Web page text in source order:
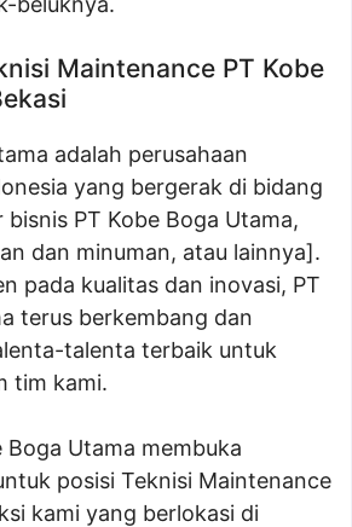
Maintenance PT Kobe
adalah perusahaan
yang bergerak di bidang
PT Kobe Boga Utama,
dan minuman, atau lainnya].
pada kualitas dan inovasi, PT
terus berkembang dan
talenta terbaik untuk
tim kami.
Boga Utama membuka
posisi Teknisi Maintenance
kami yang berlokasi di